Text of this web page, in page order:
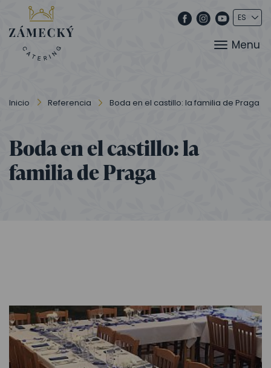
Menu
Inicio Referencia Boda en el castillo: la familia de Praga
Boda en el castillo: la
familia de Praga